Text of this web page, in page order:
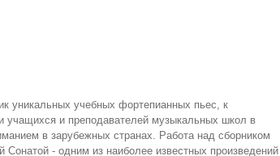
уникальных учебных фортепианных пьес, к
учащихся и преподавателей музыкальных школ в
в зарубежных странах. Работа над сборником
Сонатой - одним из наиболее известных произведений